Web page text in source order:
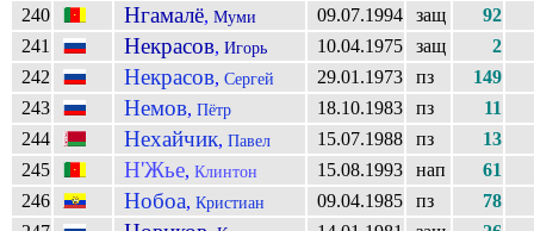
240
Нгамалё, Муми 09.07.1994 защ 92
241
Некрасов, Игорь 10.04.1975 защ
2
242
Некрасов, Сергей 29.01.1973 пз 149
243
Немов, Пётр 18.10.1983 пз
11
244
Нехайчик, Павел 15.07.1988 пз
13
245
Н'Жье, Клинтон 15.08.1993 нап
61
246
Нобоа, Кристиан 09.04.1985 пз 78